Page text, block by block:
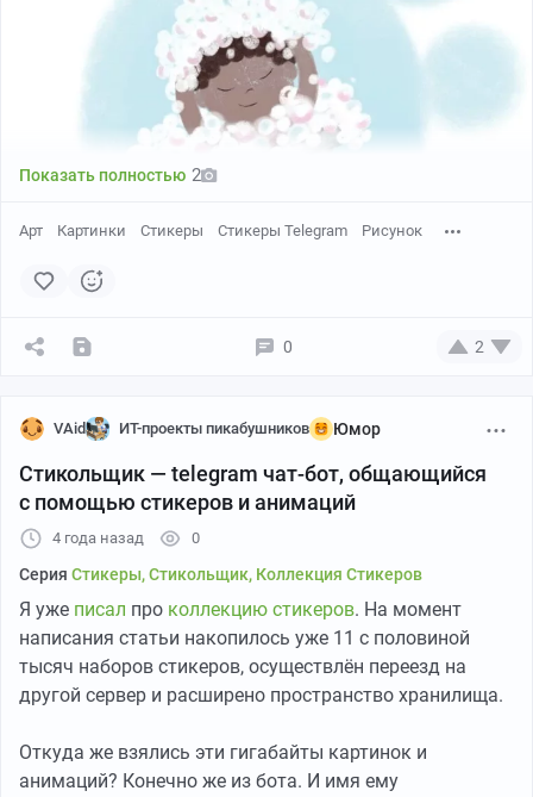
Показать полностью 2
Арт Картинки Стикеры Стикеры Telegram Рисунок
0 2
VAid ИТ-проекты пикабушников Юмор
Стикольщик — telegram чат-бот, общающийся
с помощью стикеров и анимаций
4 года назад 0
Серия Стикеры, Стикольщик, Коллекция Стикеров
Я уже писал про коллекцию стикеров. На момент
написания статьи накопилось уже 11 с половиной
тысяч наборов стикеров, осуществлён переезд на
другой сервер и расширено пространство хранилища.
Откуда же взялись эти гигабайты картинок и
анимаций? Конечно же из бота. И имя ему